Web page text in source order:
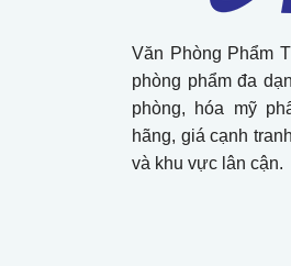
Văn Phòng Phẩm
phòng phẩm đa
phòng, hóa mỹ
hãng, giá cạnh
và khu vực lân cận.